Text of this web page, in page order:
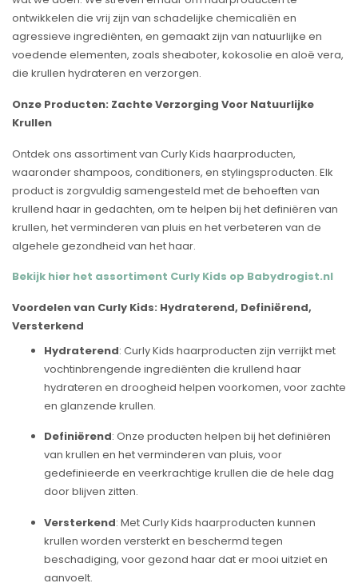
ontwikkelen die vrij zijn van schadelijke chemicaliën en
agressieve ingrediënten, en gemaakt zijn van natuurlijke en
voedende elementen, zoals sheaboter, kokosolie en aloë vera,
die krullen hydrateren en verzorgen.
Onze Producten: Zachte Verzorging Voor Natuurlijke
Krullen
Ontdek ons assortiment van Curly Kids haarproducten,
waaronder shampoos, conditioners, en stylingsproducten. Elk
product is zorgvuldig samengesteld met de behoeften van
krullend haar in gedachten, om te helpen bij het definiëren van
krullen, het verminderen van pluis en het verbeteren van de
algehele gezondheid van het haar.
Bekijk hier het assortiment Curly Kids op Babydrogist.nl
Voordelen van Curly Kids: Hydraterend, Definiërend,
Versterkend
Hydraterend: Curly Kids haarproducten zijn verrijkt met
vochtinbrengende ingrediënten die krullend haar
hydrateren en droogheid helpen voorkomen, voor zachte
en glanzende krullen.
Definiërend: Onze producten helpen bij het definiëren
van krullen en het verminderen van pluis, voor
gedefinieerde en veerkrachtige krullen die de hele dag
door blijven zitten.
Versterkend: Met Curly Kids haarproducten kunnen
krullen worden versterkt en beschermd tegen
beschadiging, voor gezond haar dat er mooi uitziet en
aanvoelt.